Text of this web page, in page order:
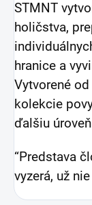
STMNT
holičstva,
hranice a
Vytvorené
kolekcie
ďalšiu
“Predstava
vyzerá, už